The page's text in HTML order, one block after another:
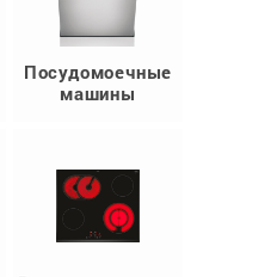
Посудомоечные
машины